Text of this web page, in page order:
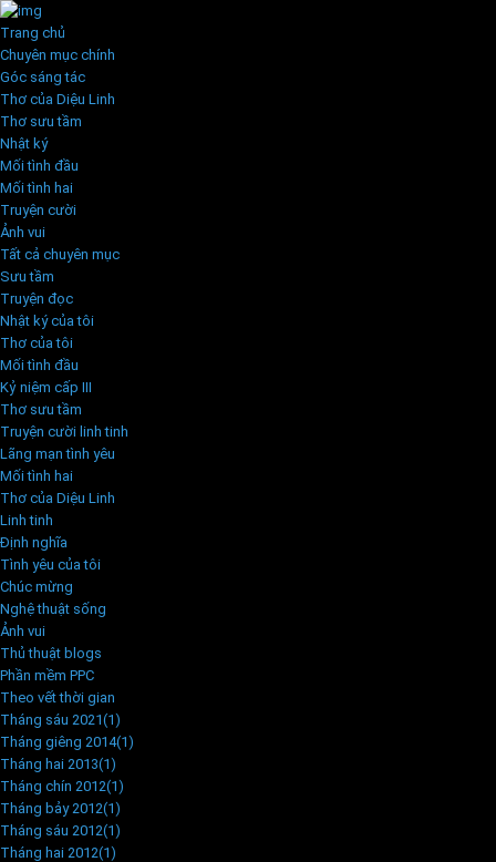
Trang chủ
Chuyên mục chính
Góc sáng tác
Thơ của Diệu Linh
Thơ sưu tầm
Nhật ký
Mối tình đầu
Mối tình hai
Truyện cười
Ảnh vui
Tất cả chuyên mục
Sưu tầm
Truyện đọc
Nhật ký của tôi
Thơ của tôi
Mối tình đầu
Kỷ niệm cấp III
Thơ sưu tầm
Truyện cười linh tinh
Lãng mạn tình yêu
Mối tình hai
Thơ của Diệu Linh
Linh tinh
Định nghĩa
Tình yêu của tôi
Chúc mừng
Nghệ thuật sống
Ảnh vui
Thủ thuật blogs
Phần mềm PPC
Theo vết thời gian
Tháng sáu 2021(1)
Tháng giêng 2014(1)
Tháng hai 2013(1)
Tháng chín 2012(1)
Tháng bảy 2012(1)
Tháng sáu 2012(1)
Tháng hai 2012(1)